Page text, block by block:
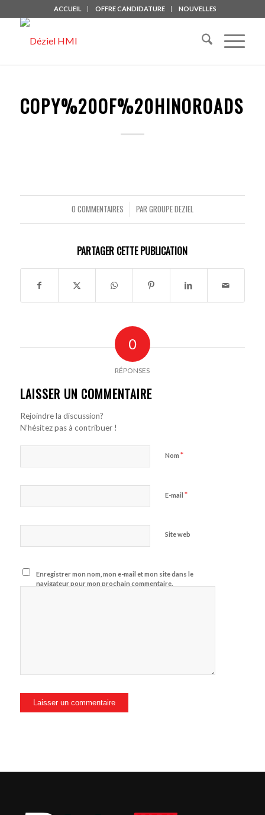
ACCUEIL OFFRE CANDIDATURE NOUVELLES
0 COMMENTAIRES
/ PAR GROUPE DEZIEL
PARTAGER CETTE PUBLICATION
0
RÉPONSES
LAISSER UN COMMENTAIRE
Rejoindre la discussion?
N’hésitez pas à contribuer !
Nom *
E-mail *
Site web
Enregistrer mon nom, mon e-mail et mon site dans le
navigateur pour mon prochain commentaire.